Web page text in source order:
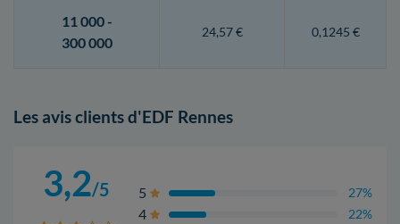
11 000 -
300 000
24,57 € 0,1245 €
Les avis clients d'EDF Rennes
3,2/5 5 27%
4 22%